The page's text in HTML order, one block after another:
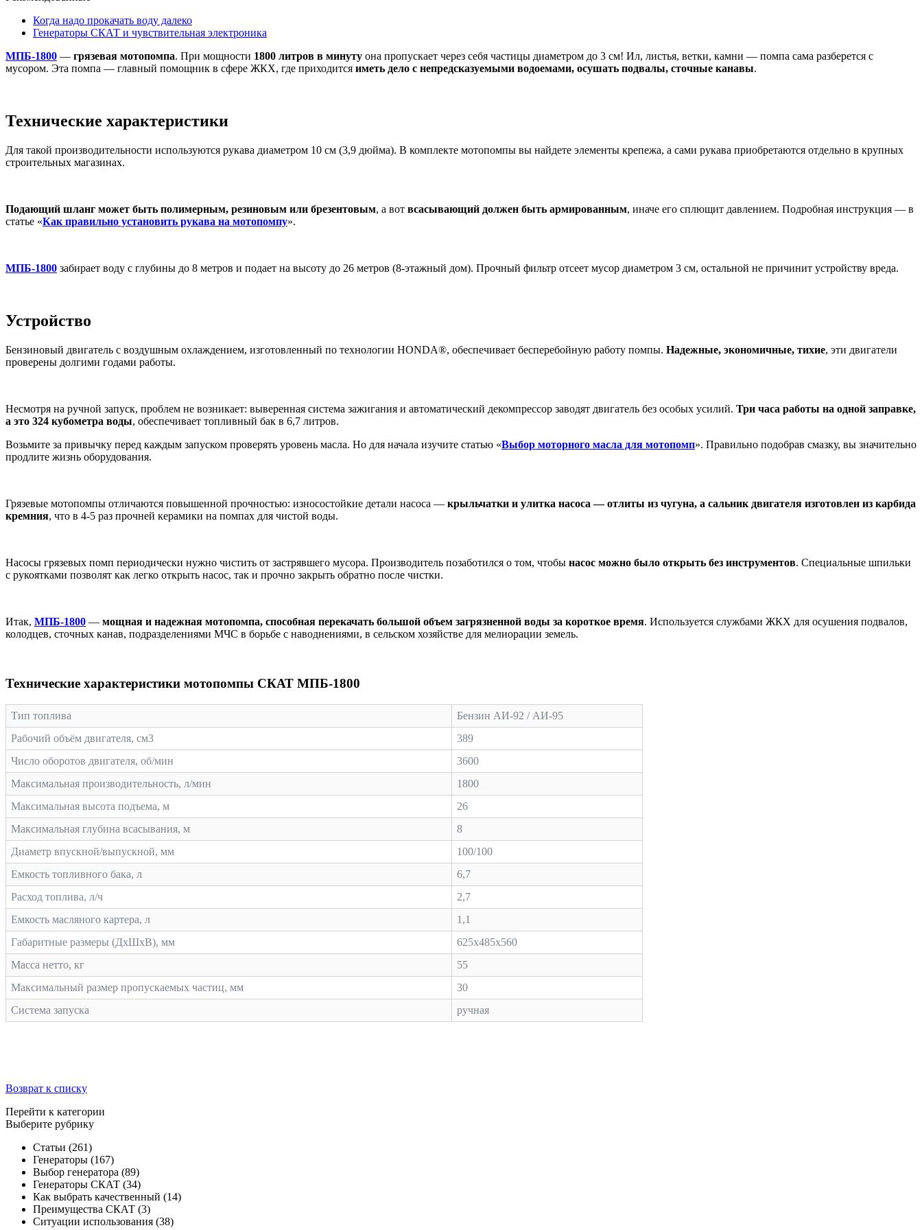
Когда надо прокачать воду далеко
Генераторы СКАТ и чувствительная электроника
МПБ-1800 — грязевая мотопомпа. При мощности 1800 литров в минуту она пропускает через себя частицы диаметром до 3 см! Ил, листья, ветки, камни — помпа сама разберется с
мусором. Эта помпа — главный помощник в сфере ЖКХ, где приходится иметь дело с непредсказуемыми водоемами, осушать подвалы, сточные канавы.
Технические характеристики
Для такой производительности используются рукава диаметром 10 см (3,9 дюйма). В комплекте мотопомпы вы найдете элементы крепежа, а сами рукава приобретаются отдельно в крупных
строительных магазинах.
Подающий шланг может быть полимерным, резиновым или брезентовым, а вот всасывающий должен быть армированным, иначе его сплющит давлением. Подробная инструкция — в
статье «Как правильно установить рукава на мотопомпу».
МПБ-1800 забирает воду с глубины до 8 метров и подает на высоту до 26 метров (8-этажный дом). Прочный фильтр отсеет мусор диаметром 3 см, остальной не причинит устройству вреда.
Устройство
Бензиновый двигатель с воздушным охлаждением, изготовленный по технологии HONDA®, обеспечивает бесперебойную работу помпы. Надежные, экономичные, тихие, эти двигатели
проверены долгими годами работы.
Несмотря на ручной запуск, проблем не возникает: выверенная система зажигания и автоматический декомпрессор заводят двигатель без особых усилий. Три часа работы на одной заправке,
а это 324 кубометра воды, обеспечивает топливный бак в 6,7 литров.
Возьмите за привычку перед каждым запуском проверять уровень масла. Но для начала изучите статью «Выбор моторного масла для мотопомп». Правильно подобрав смазку, вы значительно
продлите жизнь оборудования.
Грязевые мотопомпы отличаются повышенной прочностью: износостойкие детали насоса — крыльчатки и улитка насоса — отлиты из чугуна, а сальник двигателя изготовлен из карбида
кремния, что в 4-5 раз прочней керамики на помпах для чистой воды.
Насосы грязевых помп периодически нужно чистить от застрявшего мусора. Производитель позаботился о том, чтобы насос можно было открыть без инструментов. Специальные шпильки
с рукоятками позволят как легко открыть насос, так и прочно закрыть обратно после чистки.
Итак, МПБ-1800 — мощная и надежная мотопомпа, способная перекачать большой объем загрязненной воды за короткое время. Используется службами ЖКХ для осушения подвалов,
колодцев, сточных канав, подразделениями МЧС в борьбе с наводнениями, в сельском хозяйстве для мелиорации земель.
Технические характеристики мотопомпы СКАТ МПБ-1800
Тип топлива
Бензин АИ-92 / АИ-95
Рабочий объём двигателя, см3
389
Число оборотов двигателя, об/мин
3600
Максимальная производительность, л/мин
1800
Максимальная высота подъема, м
26
Максимальная глубина всасывания, м
8
Диаметр впускной/выпускной, мм
100/100
Емкость топливного бака, л
6,7
Расход топлива, л/ч
2,7
Емкость масляного картера, л
1,1
Габаритные размеры (ДхШхВ), мм
625х485х560
Масса нетто, кг
55
Максимальный размер пропускаемых частиц, мм
30
Система запуска
ручная
Возврат к списку
Перейти к категории
Выберите рубрику
Статьи (261)
Генераторы (167)
Выбор генератора (89)
Генераторы СКАТ (34)
Как выбрать качественный (14)
Преимущества СКАТ (3)
Ситуации использования (38)